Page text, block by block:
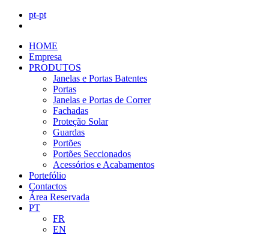
pt-pt
HOME
Empresa
PRODUTOS
Janelas e Portas Batentes
Portas
Janelas e Portas de Correr
Fachadas
Proteção Solar
Guardas
Portões
Portões Seccionados
Acessórios e Acabamentos
Portefólio
Contactos
Área Reservada
PT
FR
EN